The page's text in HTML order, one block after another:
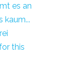
es an
kaum...
this